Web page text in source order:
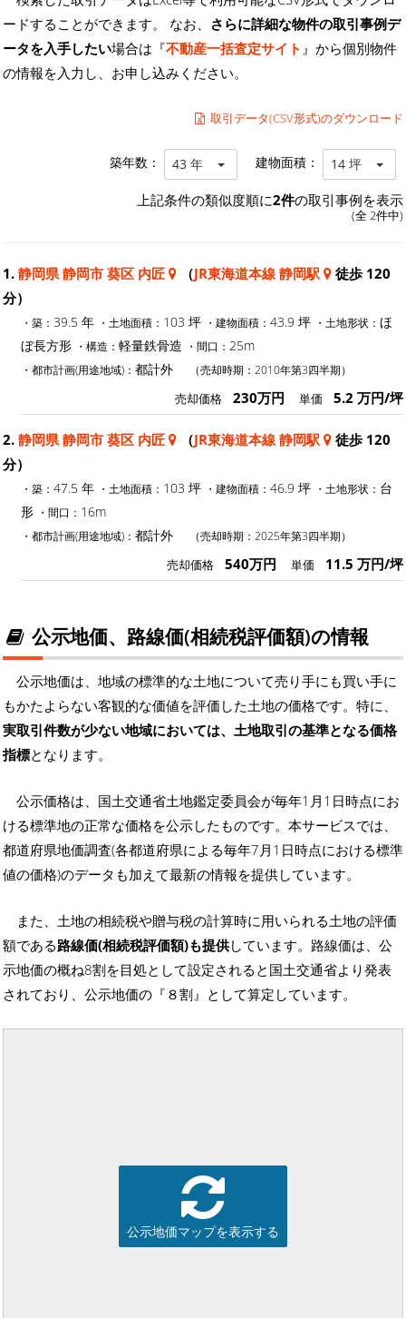
ードすることができます。 なお、 さらに詳細な物件の取引事例デ
ータを入手したい場合は『不動産一括査定サイト 』から個別物件
の情報を入力し、お申し込みください。
取引データ(CSV形式)のダウンロード
築年数： 43 年 建物面積： 14 坪
上記条件の類似度順に2件の取引事例を表示
(全 2件中)
1. 静岡県 静岡市 葵区 内匠 （JR東海道本線 静岡駅
徒歩 120
分）
・築： 39.5 年 ・土地面積： 103 坪 ・建物面積： 43.9 坪 ・土地形状： ほ
ぼ長方形 ・構造： 軽量鉄骨造 ・間口： 25m
・都市計画(用途地域)： 都計外 （売却時期：2010年第3四半期）
売却価格 230万円 単価 5.2 万円/坪
2. 静岡県 静岡市 葵区 内匠 （JR東海道本線 静岡駅
徒歩 120
分）
・築： 47.5 年 ・土地面積： 103 坪 ・建物面積： 46.9 坪 ・土地形状： 台
形 ・間口： 16m
・都市計画(用途地域)： 都計外 （売却時期：2025年第3四半期）
売却価格 540万円 単価 11.5 万円/坪
公示地価、路線価(相続税評価額)の情報
公示地価は、地域の標準的な土地について売り手にも買い手に
もかたよらない客観的な価値を評価した土地の価格です。特に、
実取引件数が少ない地域においては、土地取引の基準となる価格
指標となります。
公示価格は、国土交通省土地鑑定委員会が毎年1月1日時点にお
ける標準地の正常な価格を公示したものです。本サービスでは、
都道府県地価調査(各都道府県による毎年7月1日時点における標準
値の価格)のデータも加えて最新の情報を提供しています。
また、土地の相続税や贈与税の計算時に用いられる土地の評価
額である路線価(相続税評価額)も提供しています。路線価は、公
示地価の概ね8割を目処として設定されると国土交通省より発表
されており、公示地価の『８割』として算定しています。
公示地価マップを表示する